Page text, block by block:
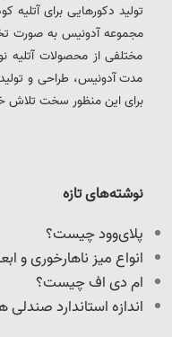
نوشته‌های تازه
پلای‌وود چیست؟
انواع میز ناهارخوری و
ام دی اف چیست؟
اندازه استاندارد
تولید دکورهایی برای آتلیه
مجموعه آدونیس به صورت
مختلفی از محصولات آتلیه
مدت آدونیس، طراحی و
برای این منظور سخت تلاش